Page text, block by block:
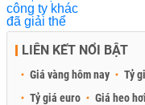
LIÊN KẾT NỔI BẬT
Giá vàng hôm nay Tỷ
Tỷ giá euro
Giá heo hơi